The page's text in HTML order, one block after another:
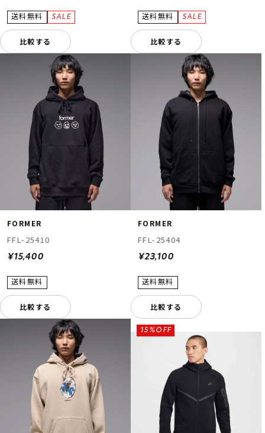
比較する 比較する
FORMER
FFL-25410
¥15,400
比較する
FORMER
FFL-25404
¥23,100
比較する
15%OFF